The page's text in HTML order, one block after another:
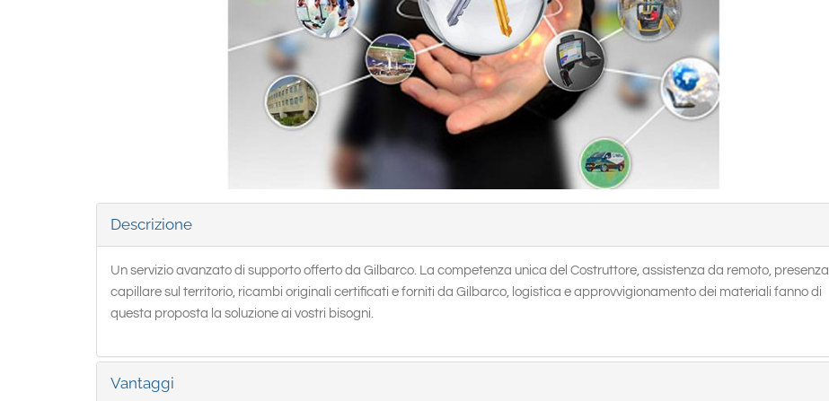
Descrizione
Un servizio avanzato di supporto offerto da Gilbarco. La competenza unica del Costruttore, assistenza da remoto, presenza
capillare sul territorio, ricambi originali certificati e forniti da Gilbarco, logistica e approvvigionamento dei materiali fanno di
questa proposta la soluzione ai vostri bisogni.
Vantaggi